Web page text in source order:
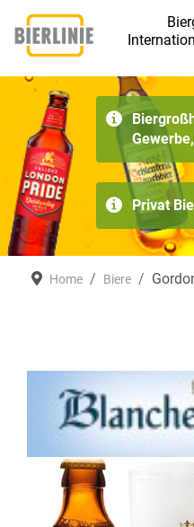
Privat
Home Biere